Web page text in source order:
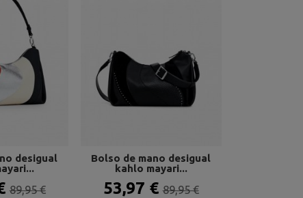
desigual
89,95 €
Bolso de mano desigual
kahlo mayari...
53,97 €89,95 €